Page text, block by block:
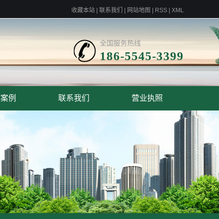
收藏本站 联系我们 网站地图 RSS XML
全国服务热线
186-5545-3399
例 联系我们 营业执照